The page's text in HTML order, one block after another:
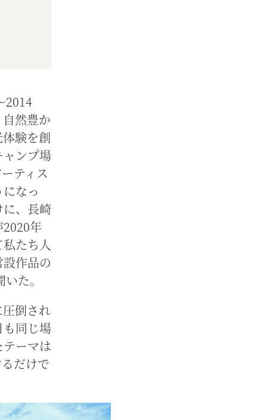
2014
然豊か
験を創
ンプ場
ティス
なっ
、長崎
年
たち人
作品の
た。
圧倒され
同じ場
ーマは
だけで